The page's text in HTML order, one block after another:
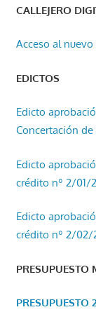
CALLEJERO
Acceso al
EDICTOS
Edicto
Concertación
Edicto
crédito nº 2/01/
Edicto
crédito nº 2/02/
PRESUPUESTO